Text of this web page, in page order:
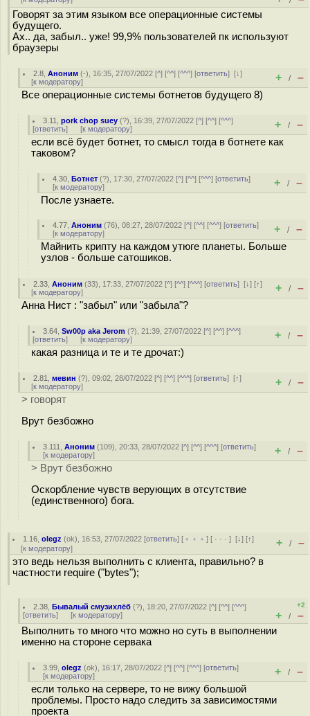
Говорят за этим языком все операционные системы
будущего.
Ах.. да, забыл.. уже! 99,9% пользователей пк используют
браузеры
2.8 ,Аноним (-), 16:35, 27/07/2022 [^] [^^] [^^^] [ответить][↓]
[к модератору] + / –
Все операционные системы ботнетов будущего 8)
3.11 ,pork chop suey (?), 16:39, 27/07/2022 [^] [^^] [^^^]
[ответить] [к модератору] + / –
если всё будет ботнет, то смысл тогда в ботнете как
таковом?
4.30 ,Ботнет (?), 17:30, 27/07/2022 [^] [^^] [^^^] [ответить]
[к модератору] + / –
После узнаете.
4.77 ,Аноним (76), 08:27, 28/07/2022 [^] [^^] [^^^] [ответить]
[к модератору] + / –
Майнить крипту на каждом утюге планеты. Больше
узлов - больше сатошиков.
2.33 ,Аноним (33), 17:33, 27/07/2022 [^] [^^] [^^^] [ответить][↓] [↑]
[к модератору] + / –
Анна Нист : "забыл" или "забыла"?
3.64 ,Sw00p aka Jerom (?), 21:39, 27/07/2022 [^] [^^] [^^^]
[ответить] [к модератору] + / –
какая разница и те и те дрочат:)
2.81 ,мевин (?), 09:02, 28/07/2022 [^] [^^] [^^^] [ответить][↑]
[к модератору] + / –
> говорят
Врут безбожно
3.111 ,Аноним (109), 20:33, 28/07/2022 [^] [^^] [^^^] [ответить]
[к модератору] + / –
> Врут безбожно
Оскорбление чувств верующих в отсутствие
(единственного) бога.
1.16 ,olegz (ok), 16:53, 27/07/2022 [ответить] [ ﹢﹢﹢] [ · · ·][↓] [↑]
[к модератору] + / –
это ведь нельзя выполнить с клиента, правильно? в
частности require ("bytes");
2.38 ,Бывалый смузихлёб (?), 18:20, 27/07/2022 [^] [^^] [^^^]
[ответить] [к модератору]
+2
+ / –
Выполнить то много что можно но суть в выполнении
именно на стороне сервака
3.99 ,olegz (ok), 16:17, 28/07/2022 [^] [^^] [^^^] [ответить]
[к модератору] + / –
если только на сервере, то не вижу большой
проблемы. Просто надо следить за зависимостями
проекта